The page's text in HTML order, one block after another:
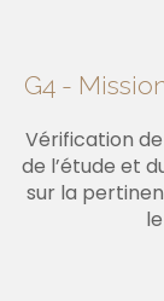
G4 -
Vérification
de l’étude et
sur la